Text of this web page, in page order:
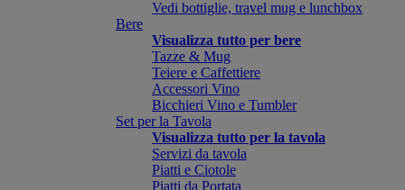
Vedi bottiglie, travel mug e lunchbox
Bere
Visualizza tutto per bere
Tazze & Mug
Teiere e Caffettiere
Accessori Vino
Bicchieri Vino e Tumbler
Set per la Tavola
Visualizza tutto per la tavola
Servizi da tavola
Piatti e Ciotole
Piatti da Portata